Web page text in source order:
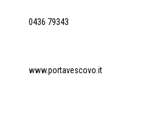
0436 79343
www.portavescovo.it